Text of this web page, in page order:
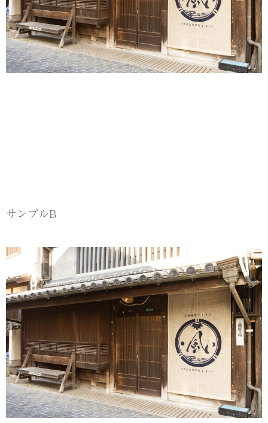
サンプルB